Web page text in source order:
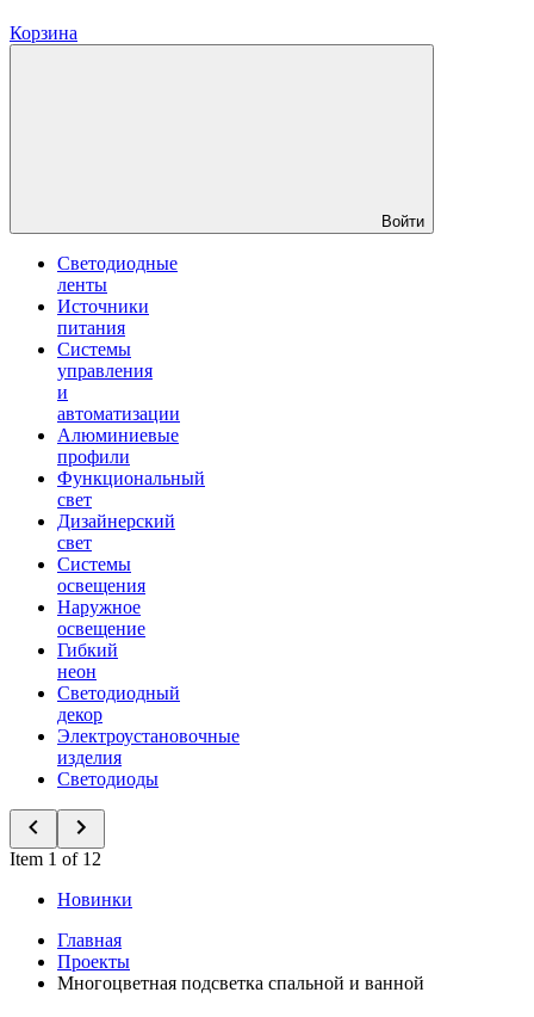
Корзина
Войти
Светодиодные
ленты
Источники
питания
Системы
управления
и
автоматизации
Алюминиевые
профили
Функциональный
свет
Дизайнерский
свет
Системы
освещения
Наружное
освещение
Гибкий
неон
Светодиодный
декор
Электроустановочные
изделия
Светодиоды
Item 1 of 12
Новинки
Главная
Проекты
Многоцветная подсветка спальной и ванной